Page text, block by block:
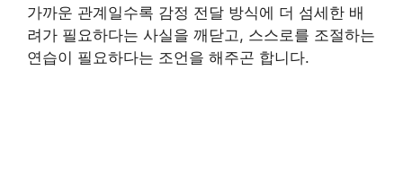
가까운 관계일수록 감정 전달 방식에 더 섬세한 배
려가 필요하다는 사실을 깨닫고, 스스로를 조절하는
연습이 필요하다는 조언을 해주곤 합니다.